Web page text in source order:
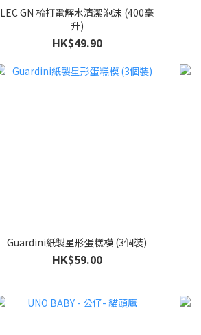
LEC GN 梳打電解水清潔泡沫 (400毫
升)
HK$49.90
Guardini紙製星形蛋糕模 (3個裝)
HK$59.00